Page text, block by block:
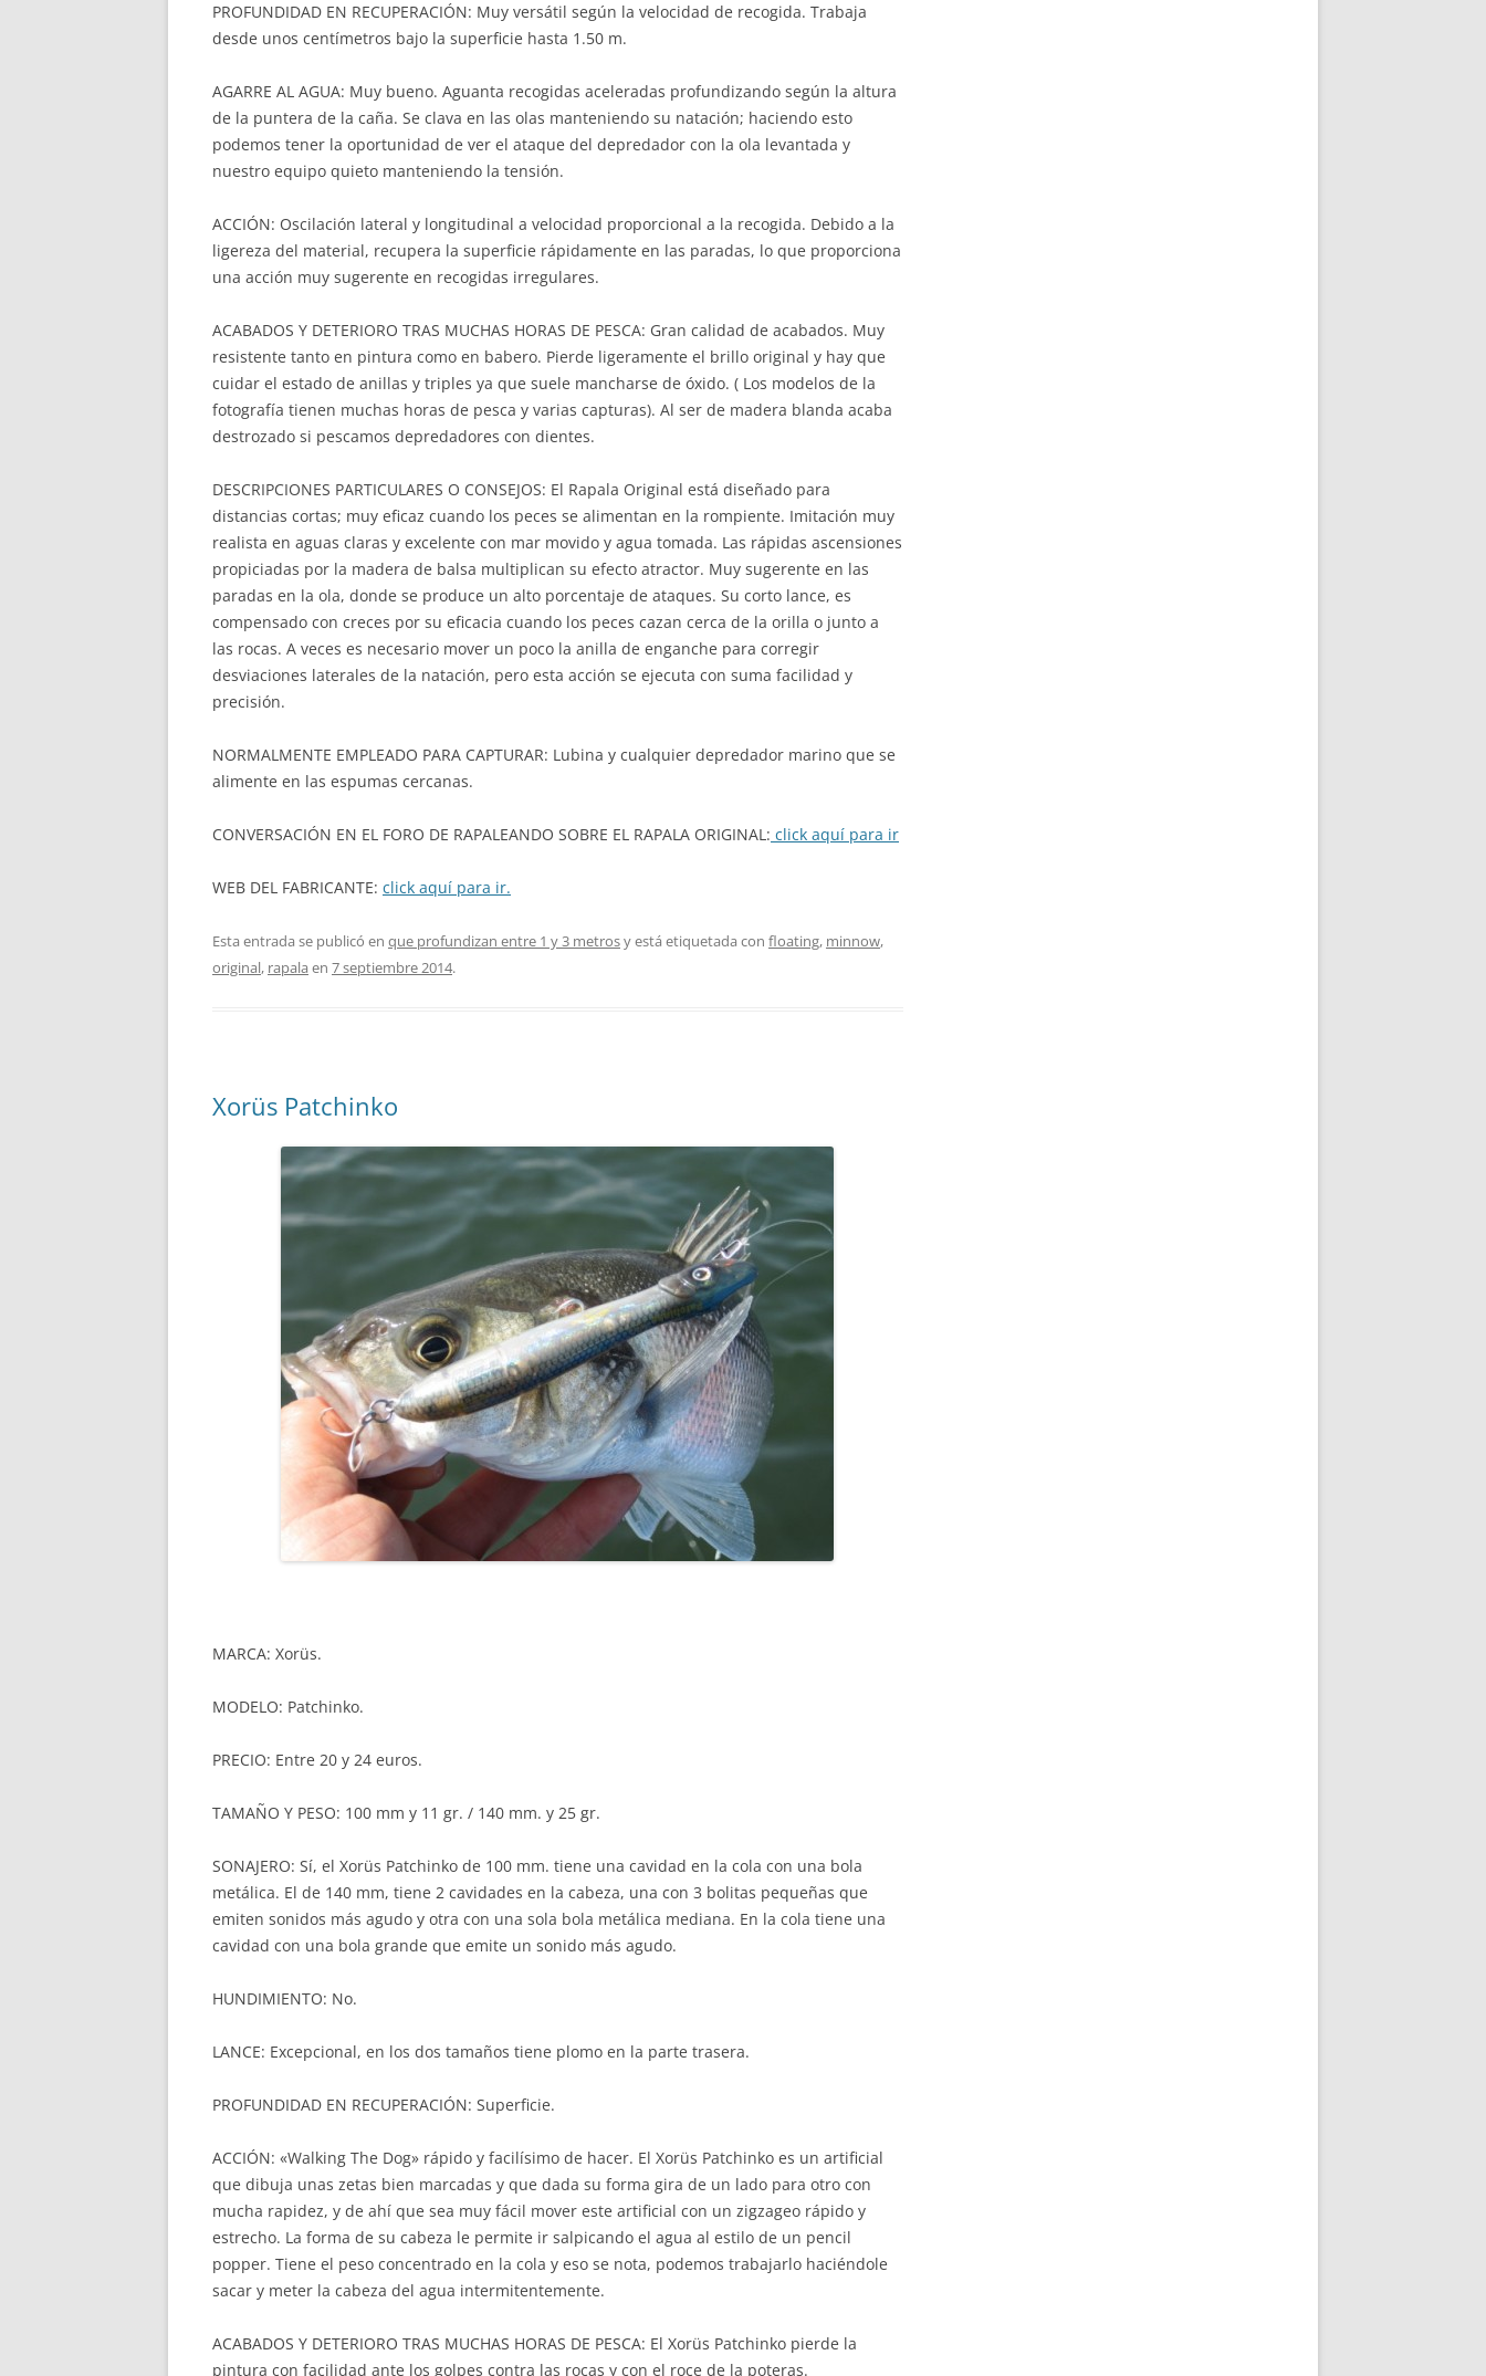
PROFUNDIDAD EN RECUPERACIÓN: Muy versátil según la velocidad de recogida. Trabaja
desde unos centímetros bajo la superficie hasta 1.50 m.
AGARRE AL AGUA: Muy bueno. Aguanta recogidas aceleradas profundizando según la altura
de la puntera de la caña. Se clava en las olas manteniendo su natación; haciendo esto
podemos tener la oportunidad de ver el ataque del depredador con la ola levantada y
nuestro equipo quieto manteniendo la tensión.
ACCIÓN: Oscilación lateral y longitudinal a velocidad proporcional a la recogida. Debido a la
ligereza del material, recupera la superficie rápidamente en las paradas, lo que proporciona
una acción muy sugerente en recogidas irregulares.
ACABADOS Y DETERIORO TRAS MUCHAS HORAS DE PESCA: Gran calidad de acabados. Muy
resistente tanto en pintura como en babero. Pierde ligeramente el brillo original y hay que
cuidar el estado de anillas y triples ya que suele mancharse de óxido. ( Los modelos de la
fotografía tienen muchas horas de pesca y varias capturas). Al ser de madera blanda acaba
destrozado si pescamos depredadores con dientes.
DESCRIPCIONES PARTICULARES O CONSEJOS: El Rapala Original está diseñado para
distancias cortas; muy eficaz cuando los peces se alimentan en la rompiente. Imitación muy
realista en aguas claras y excelente con mar movido y agua tomada. Las rápidas ascensiones
propiciadas por la madera de balsa multiplican su efecto atractor. Muy sugerente en las
paradas en la ola, donde se produce un alto porcentaje de ataques. Su corto lance, es
compensado con creces por su eficacia cuando los peces cazan cerca de la orilla o junto a
las rocas. A veces es necesario mover un poco la anilla de enganche para corregir
desviaciones laterales de la natación, pero esta acción se ejecuta con suma facilidad y
precisión.
NORMALMENTE EMPLEADO PARA CAPTURAR: Lubina y cualquier depredador marino que se
alimente en las espumas cercanas.
CONVERSACIÓN EN EL FORO DE RAPALEANDO SOBRE EL RAPALA ORIGINAL: click aquí para ir
WEB DEL FABRICANTE: click aquí para ir.
Esta entrada se publicó en que profundizan entre 1 y 3 metrosy está etiquetada con floating, minnow,
original, rapala en 7 septiembre 2014.
Xorüs Patchinko
MARCA: Xorüs.
MODELO: Patchinko.
PRECIO: Entre 20 y 24 euros.
TAMAÑO Y PESO: 100 mm y 11 gr. / 140 mm. y 25 gr.
SONAJERO: Sí, el Xorüs Patchinko de 100 mm. tiene una cavidad en la cola con una bola
metálica. El de 140 mm, tiene 2 cavidades en la cabeza, una con 3 bolitas pequeñas que
emiten sonidos más agudo y otra con una sola bola metálica mediana. En la cola tiene una
cavidad con una bola grande que emite un sonido más agudo.
HUNDIMIENTO: No.
LANCE: Excepcional, en los dos tamaños tiene plomo en la parte trasera.
PROFUNDIDAD EN RECUPERACIÓN: Superficie.
ACCIÓN: «Walking The Dog» rápido y facilísimo de hacer. El Xorüs Patchinko es un artificial
que dibuja unas zetas bien marcadas y que dada su forma gira de un lado para otro con
mucha rapidez, y de ahí que sea muy fácil mover este artificial con un zigzageo rápido y
estrecho. La forma de su cabeza le permite ir salpicando el agua al estilo de un pencil
popper. Tiene el peso concentrado en la cola y eso se nota, podemos trabajarlo haciéndole
sacar y meter la cabeza del agua intermitentemente.
ACABADOS Y DETERIORO TRAS MUCHAS HORAS DE PESCA: El Xorüs Patchinko pierde la
pintura con facilidad ante los golpes contra las rocas y con el roce de la poteras.